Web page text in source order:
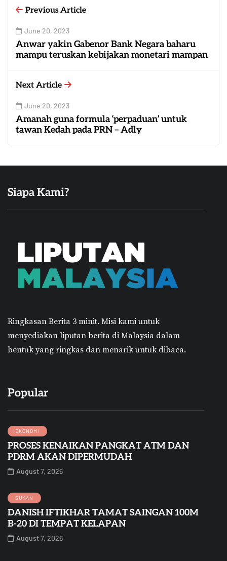
Previous Article
June 20, 2023
Anwar yakin Gabenor Bank Negara baharu
mampu teruskan kebijakan monetari mampan
Next Article
June 20, 2023
Amanah guna formula ‘perpaduan’ untuk
tawan Kedah pada PRN – Adly
Siapa Kami?
Ringkasan Berita 3 minit. Misi kami untuk
menyediakan liputan berita di Malaysia dalam
bentuk yang ringkas dan menarik untuk dibaca.
Popular
EKONOMI
PROSES KENAIKAN PANGKAT ATM DAN
PDRM AKAN DIPERMUDAH
August 7, 2026
SUKAN
DANISH IFTIKHAR TAMAT SAINGAN 100M
B-20 DI TEMPAT KELAPAN
August 7, 2026